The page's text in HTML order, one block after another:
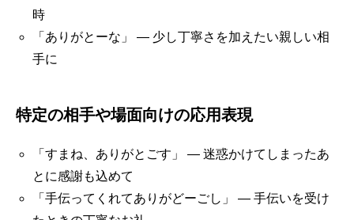
時
「ありがとーな」 — 少し丁寧さを加えたい親しい相
手に
特定の相手や場面向けの応用表現
「すまね、ありがとごす」 — 迷惑かけてしまったあ
とに感謝も込めて
「手伝ってくれてありがどーごし」 — 手伝いを受け